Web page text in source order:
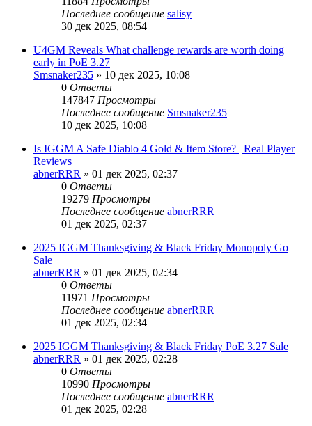
Последнее сообщение salisy
30 дек 2025, 08:54
U4GM Reveals What challenge rewards are worth doing
early in PoE 3.27
Smsnaker235 » 10 дек 2025, 10:08
0 Ответы
147847 Просмотры
Последнее сообщение Smsnaker235
10 дек 2025, 10:08
Is IGGM A Safe Diablo 4 Gold & Item Store? | Real Player
Reviews
abnerRRR » 01 дек 2025, 02:37
0 Ответы
19279 Просмотры
Последнее сообщение abnerRRR
01 дек 2025, 02:37
2025 IGGM Thanksgiving & Black Friday Monopoly Go
Sale
abnerRRR » 01 дек 2025, 02:34
0 Ответы
11971 Просмотры
Последнее сообщение abnerRRR
01 дек 2025, 02:34
2025 IGGM Thanksgiving & Black Friday PoE 3.27 Sale
abnerRRR » 01 дек 2025, 02:28
0 Ответы
10990 Просмотры
Последнее сообщение abnerRRR
01 дек 2025, 02:28